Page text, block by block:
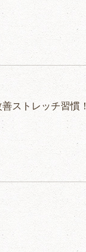
ストレッチ習慣！